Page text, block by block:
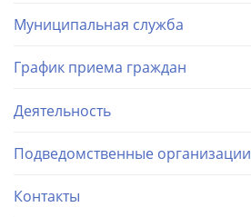
Муниципальная служба
График приема граждан
Деятельность
Подведомственные организации
Контакты